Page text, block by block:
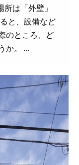
は「外壁」
と、設備など
のところ、ど
か。 …